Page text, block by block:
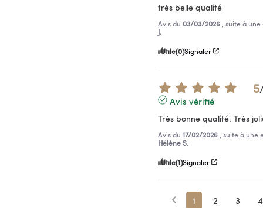
très belle qualité
Avis du 03/03/2026 , suite à
J.
Utile(0)Signaler
5
Avis vérifié
Très bonne qualité. Très
Avis du 17/02/2026 , suite à
Hélène S.
Utile(1)Signaler
1 2 3 4